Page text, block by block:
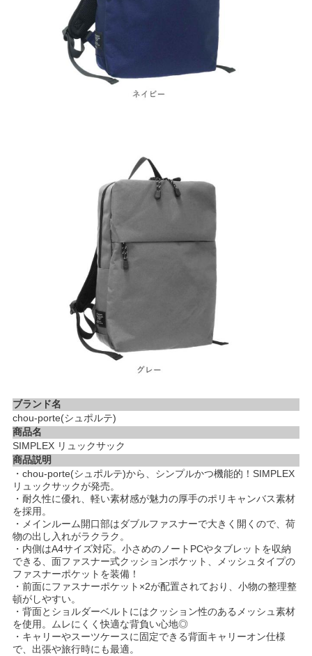
ブランド名
chou-porte(シュポルテ)
商品名
SIMPLEX リュックサック
商品説明
・chou-porte(シュポルテ)から、シンプルかつ機能的！SIMPLEX
リュックサックが発売。
・耐久性に優れ、軽い素材感が魅力の厚手のポリキャンバス素材
を採用。
・メインルーム開口部はダブルファスナーで大きく開くので、荷
物の出し入れがラクラク。
・内側はA4サイズ対応。小さめのノートPCやタブレットを収納
できる、面ファスナー式クッションポケット、メッシュタイプの
ファスナーポケットを装備！
・前面にファスナーポケット×2が配置されており、小物の整理整
頓がしやすい。
・背面とショルダーベルトにはクッション性のあるメッシュ素材
を使用。ムレにくく快適な背負い心地◎
・キャリーやスーツケースに固定できる背面キャリーオン仕様
で、出張や旅行時にも最適。